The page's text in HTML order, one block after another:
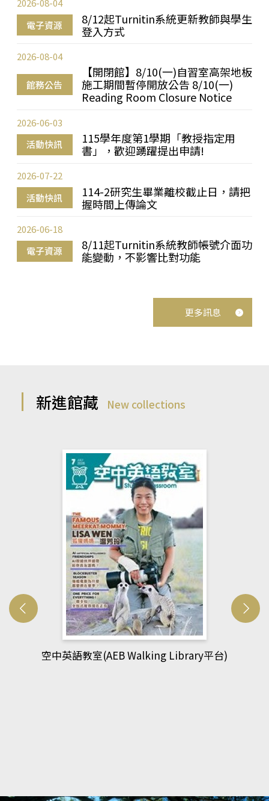
電子資源
8/12起Turnitin系統更新教師與學生
登入方式
2026-08-04
館務公告
【開閉館】8/10(一)自習室高架地板
施工期間暫停開放公告 8/10(一)
Reading Room Closure Notice
2026-08-04
活動快訊
115學年度第1學期「教授指定用
書」，歡迎踴躍提出申請!
2026-06-03
活動快訊
114-2研究生畢業離校截止日，請把
握時間上傳論文
2026-07-22
電子資源
8/11起Turnitin系統教師帳號介面功
能變動，不影響比對功能
2026-06-18
更多訊息
新進館藏 New collections
網管人(kono平台)